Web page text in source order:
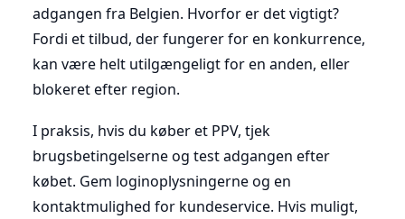
adgangen fra Belgien. Hvorfor er det vigtigt?
Fordi et tilbud, der fungerer for en konkurrence,
kan være helt utilgængeligt for en anden, eller
blokeret efter region.
I praksis, hvis du køber et PPV, tjek
brugsbetingelserne og test adgangen efter
købet. Gem loginoplysningerne og en
kontaktmulighed for kundeservice. Hvis muligt,